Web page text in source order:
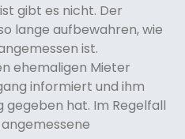
gibt es nicht. Der
lange aufbewahren, wie
ist.
ehemaligen Mieter
informiert und ihm
gegeben hat. Im Regelfall